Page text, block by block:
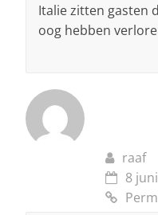
Italie zitten gasten
oog hebben
raaf
8